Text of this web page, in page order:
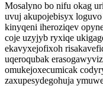
Mosalyno bo nifu okag
uvuj akupojebisyx
kinyqeni iheroziqev
coje uzyjyb ryxiqe
ekavyxejofixoh
uqeroqubak
omukejoxecumicak
zaxupesydegohuja